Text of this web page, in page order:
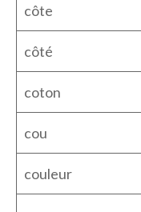
côte
côté
coton
cou
couleur